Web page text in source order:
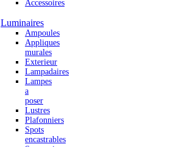
Accessoires
Luminaires
Ampoules
Appliques
murales
Exterieur
Lampadaires
Lampes
a
poser
Lustres
Plafonniers
Spots
encastrables